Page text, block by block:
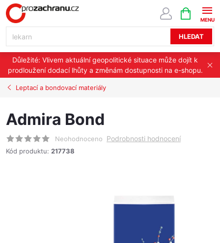
Přejít
na
HLEDAT
NÁKUPNÍ
KOŠÍK
Důležité: Vlivem aktuální geopolitické situace může dojít k
prodloužení dodací lhůty a změnám dostupnosti na e-shopu.
Leptací a bondovací materiály
Admira Bond
Neohodnoceno Podrobnosti hodnocení
Kód produktu: 217738